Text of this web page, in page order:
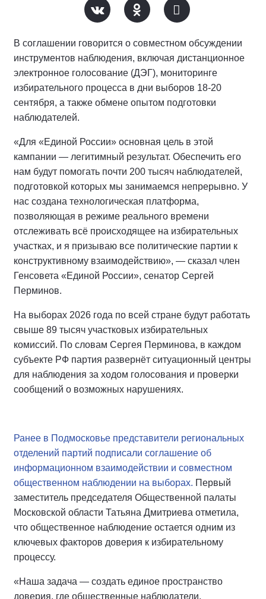
В соглашении говорится о совместном обсуждении
инструментов наблюдения, включая дистанционное
электронное голосование (ДЭГ), мониторинге
избирательного процесса в дни выборов 18-20
сентября, а также обмене опытом подготовки
наблюдателей.
«Для «Единой России» основная цель в этой
кампании — легитимный результат. Обеспечить его
нам будут помогать почти 200 тысяч наблюдателей,
подготовкой которых мы занимаемся непрерывно. У
нас создана технологическая платформа,
позволяющая в режиме реального времени
отслеживать всё происходящее на избирательных
участках, и я призываю все политические партии к
конструктивному взаимодействию», — сказал член
Генсовета «Единой России», сенатор Сергей
Перминов.
На выборах 2026 года по всей стране будут работать
свыше 89 тысяч участковых избирательных
комиссий. По словам Сергея Перминова, в каждом
субъекте РФ партия развернёт ситуационный центры
для наблюдения за ходом голосования и проверки
сообщений о возможных нарушениях.
Ранее в Подмосковье представители региональных
отделений партий подписали соглашение об
информационном взаимодействии и совместном
общественном наблюдении на выборах. Первый
заместитель председателя Общественной палаты
Московской области Татьяна Дмитриева отметила,
что общественное наблюдение остается одним из
ключевых факторов доверия к избирательному
процессу.
«Наша задача — создать единое пространство
доверия, где общественные наблюдатели,